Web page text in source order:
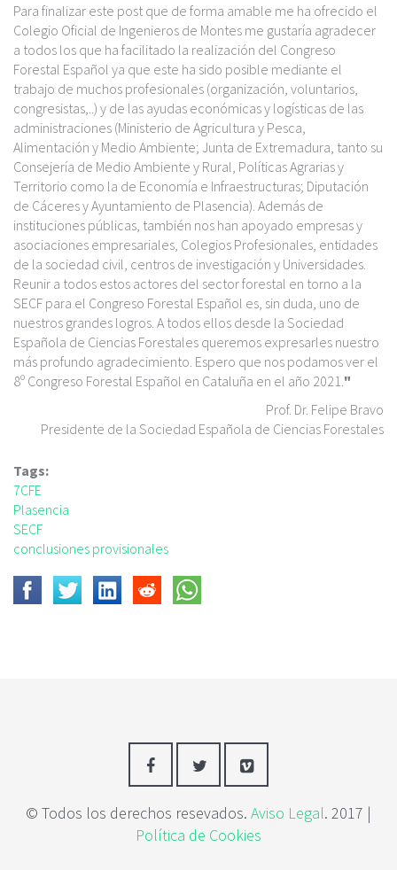
Para finalizar este post que de forma amable me ha ofrecido el
Colegio Oficial de Ingenieros de Montes me gustaría agradecer
a todos los que ha facilitado la realización del Congreso
Forestal Español ya que este ha sido posible mediante el
trabajo de muchos profesionales (organización, voluntarios,
congresistas,..) y de las ayudas económicas y logísticas de las
administraciones (Ministerio de Agricultura y Pesca,
Alimentación y Medio Ambiente; Junta de Extremadura, tanto su
Consejería de Medio Ambiente y Rural, Políticas Agrarias y
Territorio como la de Economía e Infraestructuras; Diputación
de Cáceres y Ayuntamiento de Plasencia). Además de
instituciones públicas, también nos han apoyado empresas y
asociaciones empresariales, Colegios Profesionales, entidades
de la sociedad civil, centros de investigación y Universidades.
Reunir a todos estos actores del sector forestal en torno a la
SECF para el Congreso Forestal Español es, sin duda, uno de
nuestros grandes logros. A todos ellos desde la Sociedad
Española de Ciencias Forestales queremos expresarles nuestro
más profundo agradecimiento. Espero que nos podamos ver el
8º Congreso Forestal Español en Cataluña en el año 2021. "
Prof. Dr. Felipe Bravo
Presidente de la Sociedad Española de Ciencias Forestales
Tags:
7CFE
Plasencia
SECF
conclusiones provisionales
© Todos los derechos resevados. Aviso Legal. 2017 |
Política de Cookies